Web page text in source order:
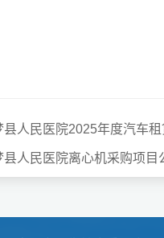
县人民医院2025年度汽车
县人民医院离心机采购项目